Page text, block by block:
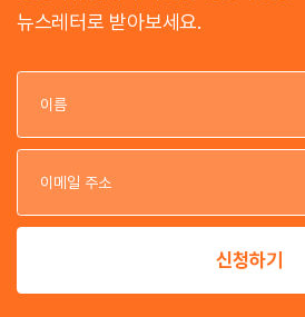
뉴스레터로 받아보세요.
신청하기